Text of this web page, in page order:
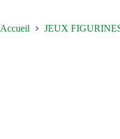
Accueil JEUX